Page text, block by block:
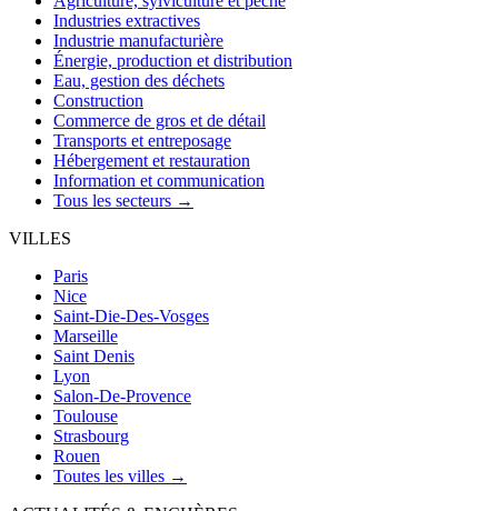
Industries extractives
Industrie manufacturière
Énergie, production et distribution
Eau, gestion des déchets
Construction
Commerce de gros et de détail
Transports et entreposage
Hébergement et restauration
Information et communication
Tous les secteurs →
VILLES
Paris
Nice
Saint-Die-Des-Vosges
Marseille
Saint Denis
Lyon
Salon-De-Provence
Toulouse
Strasbourg
Rouen
Toutes les villes →